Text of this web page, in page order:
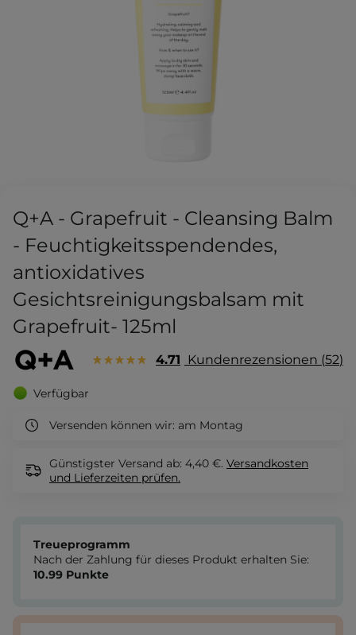
Q+A - Grapefruit - Cleansing Balm
- Feuchtigkeitsspendendes,
antioxidatives
Gesichtsreinigungsbalsam mit
Grapefruit- 125ml
4.71 Kundenrezensionen 52
Verfügbar
Versenden können wir: am Montag
Günstigster Versand ab: 4,40 €. Versandkosten
und Lieferzeiten prüfen.
Treueprogramm
Nach der Zahlung für dieses Produkt erhalten Sie:
10.99 Punkte